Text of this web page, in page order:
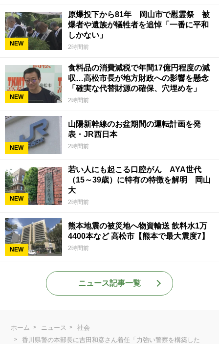
NEW
原爆投下から81年 岡山市で慰霊祭 被
爆者や遺族が犠牲者を追悼「一番に平和
しかない」
2時間前
NEW
食料品の消費減税で年間17億円程度の減
収…高松市長が地方財政への影響を懸念
「確実な代替財源の確保、穴埋めを」
2時間前
NEW
山陽新幹線のお盆期間の運転計画を発
表・JR西日本
2時間前
NEW
若い人にも起こる口腔がん AYA世代
（15～39歳）に特有の特徴を解明 岡山
大
2時間前
NEW
熊本地震の被災地へ物資輸送 飲料水1万
4400本など 高松市【熊本で最大震度7】
2時間前
ニュース記事一覧
ホーム ニュース
社会
香川県警の本部長に吉田和彦さん着任「力強い警察を構築した